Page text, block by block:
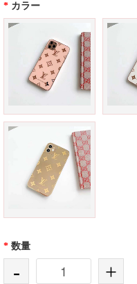
* カラー
* 数量
- +